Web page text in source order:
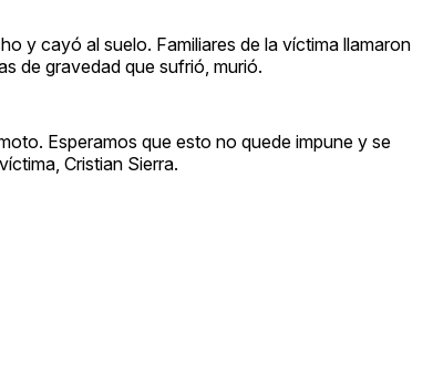
y cayó al suelo. Familiares de la víctima llamaron
de gravedad que sufrió, murió.
Esperamos que esto no quede impune y se
Cristian Sierra.